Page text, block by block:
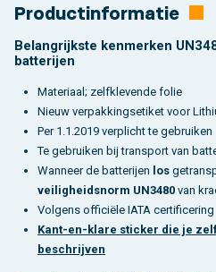
Productinformatie
Belangrijkste kenmerken
batterijen
Materiaal; zelfklevende folie
Nieuw verpakkingsetiket voor
Per 1.1.2019 verplicht te gebruiken
Te gebruiken bij transport van
Wanneer de batterijen los
veiligheidsnorm UN3480 van
Volgens officiële IATA certificering
Kant-en-klare sticker die je
beschrijven